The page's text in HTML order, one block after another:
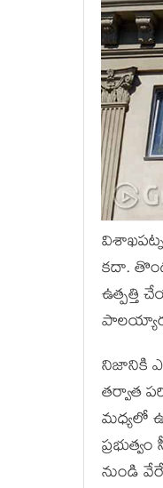
కదా.
ఉత్పత్తి
నిజానికి
తర్వాత
మధ్యలో
నుండి